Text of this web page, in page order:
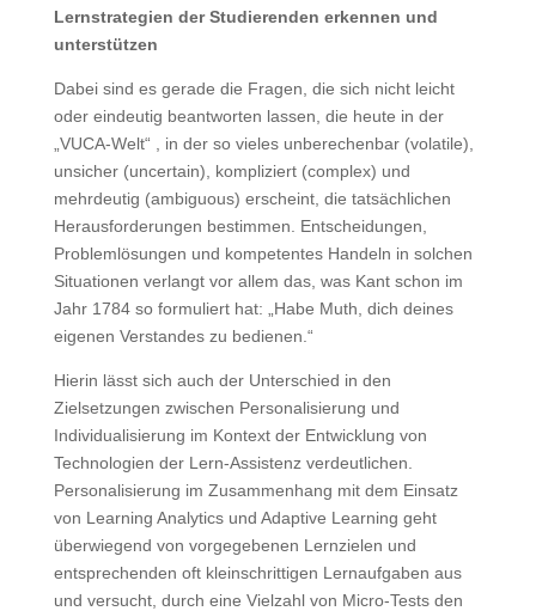
Lernstrategien der Studierenden erkennen und
unterstützen
Dabei sind es gerade die Fragen, die sich nicht leicht
oder eindeutig beantworten lassen, die heute in der
„VUCA-Welt“ , in der so vieles unberechenbar (volatile),
unsicher (uncertain), kompliziert (complex) und
mehrdeutig (ambiguous) erscheint, die tatsächlichen
Herausforderungen bestimmen. Entscheidungen,
Problemlösungen und kompetentes Handeln in solchen
Situationen verlangt vor allem das, was Kant schon im
Jahr 1784 so formuliert hat: „Habe Muth, dich deines
eigenen Verstandes zu bedienen.“
Hierin lässt sich auch der Unterschied in den
Zielsetzungen zwischen Personalisierung und
Individualisierung im Kontext der Entwicklung von
Technologien der Lern-Assistenz verdeutlichen.
Personalisierung im Zusammenhang mit dem Einsatz
von Learning Analytics und Adaptive Learning geht
überwiegend von vorgegebenen Lernzielen und
entsprechenden oft kleinschrittigen Lernaufgaben aus
und versucht, durch eine Vielzahl von Micro-Tests den